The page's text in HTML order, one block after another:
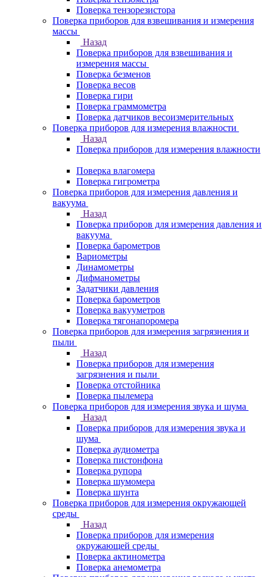
Поверка тензорезистора
Поверка приборов для взвешивания и измерения
массы
Назад
Поверка приборов для взвешивания и
измерения массы
Поверка безменов
Поверка весов
Поверка гири
Поверка граммометра
Поверка датчиков весоизмерительных
Поверка приборов для измерения влажности
Назад
Поверка приборов для измерения влажности
Поверка влагомера
Поверка гигрометра
Поверка приборов для измерения давления и
вакуума
Назад
Поверка приборов для измерения давления и
вакуума
Поверка барометров
Вариометры
Динамометры
Дифманометры
Задатчики давления
Поверка барометров
Поверка вакууметров
Поверка тягонапоромера
Поверка приборов для измерения загрязнения и
пыли
Назад
Поверка приборов для измерения
загрязнения и пыли
Поверка отстойника
Поверка пылемера
Поверка приборов для измерения звука и шума
Назад
Поверка приборов для измерения звука и
шума
Поверка аудиометра
Поверка пистонфона
Поверка рупора
Поверка шумомера
Поверка шунта
Поверка приборов для измерения окружающей
среды
Назад
Поверка приборов для измерения
окружающей среды
Поверка актинометра
Поверка анемометра